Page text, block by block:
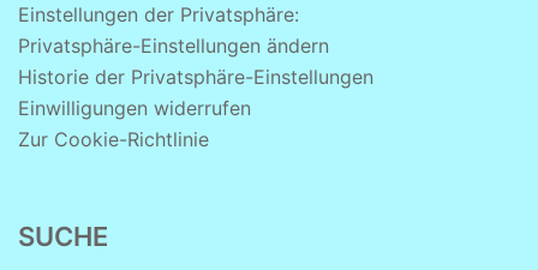
Einstellungen der Privatsphäre:
Privatsphäre-Einstellungen ändern
Historie der Privatsphäre-Einstellungen
Einwilligungen widerrufen
Zur Cookie-Richtlinie
SUCHE